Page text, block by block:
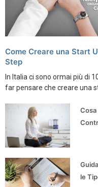
Come Creare una Start
Step
In Italia ci sono ormai più di
far pensare che creare una
le